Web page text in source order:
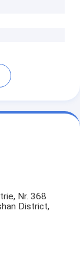
Nr. 368
District,